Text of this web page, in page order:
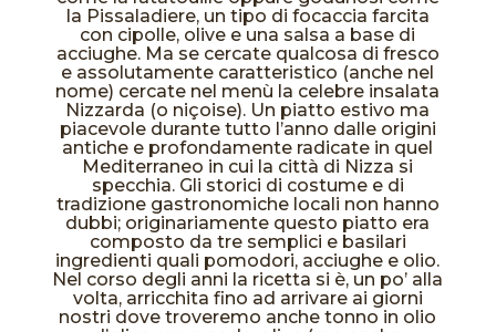
la Pissaladiere, un tipo di focaccia farcita
con cipolle, olive e una salsa a base di
acciughe. Ma se cercate qualcosa di fresco
e assolutamente caratteristico (anche nel
nome) cercate nel menù la celebre insalata
Nizzarda (o niçoise). Un piatto estivo ma
piacevole durante tutto l’anno dalle origini
antiche e profondamente radicate in quel
Mediterraneo in cui la città di Nizza si
specchia. Gli storici di costume e di
tradizione gastronomiche locali non hanno
dubbi; originariamente questo piatto era
composto da tre semplici e basilari
ingredienti quali pomodori, acciughe e olio.
Nel corso degli anni la ricetta si è, un po’ alla
volta, arricchita fino ad arrivare ai giorni
nostri dove troveremo anche tonno in olio